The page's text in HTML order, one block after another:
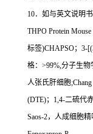
10．如与英文说明
THPO Protein Mouse
标签)CHAPSO； 3-
格： >99%,分子生物
人张氏肝细胞
(DTE)； 1,4-二硫代
Saos-2，人成细胞